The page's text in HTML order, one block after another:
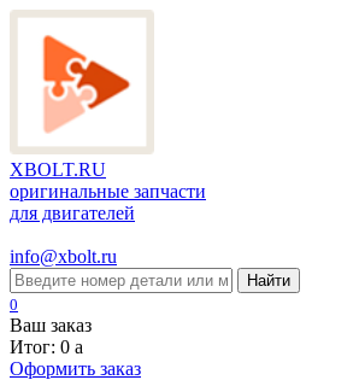
XBOLT.RU
оригинальные запчасти
для двигателей
info@xbolt.ru
Найти
0
Ваш заказ
Итог: 0 a
Оформить заказ